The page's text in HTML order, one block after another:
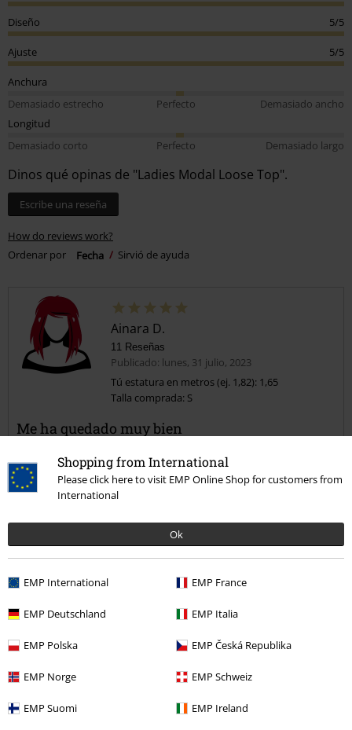
Shopping from International
Please click here to visit EMP Online Shop for customers from
International
Ok
EMP International EMP France
EMP Deutschland EMP Italia
EMP Polska EMP Česká Republika
EMP Norge EMP Schweiz
EMP Suomi EMP Ireland
Diseño 5/5
Ajuste 5/5
Anchura
Demasiado estrecho
Perfecto
Demasiado ancho
Longitud
Demasiado corto
Perfecto Demasiado largo
Dinos qué opinas de "Ladies Modal Loose Top".
Escribe una reseña
How do reviews work?
Ordenar por
Fecha Sirvió de ayuda
Ainara D.
11 Reseñas
Publicado: lunes, 31 julio, 2023
Tú estatura en metros (ej. 1,82): 1,65
Talla comprada: S
Me ha quedado muy bien
que disimule un poco. Estoy encantada con la compra
Calidad
Anchura
Demasiado estrecho
Perfecto
Demasiado ancho
Demasiado corto
Perfecto
Reseña verificada